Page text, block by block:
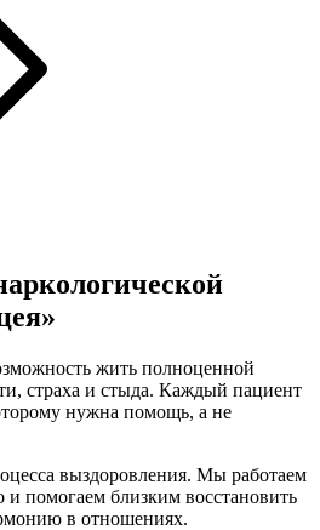
жить полноценной
страха и стыда. Каждый пациент
нужна помощь, а не
выздоровления. Мы работаем
и помогаем близким восстановить
в отношениях.